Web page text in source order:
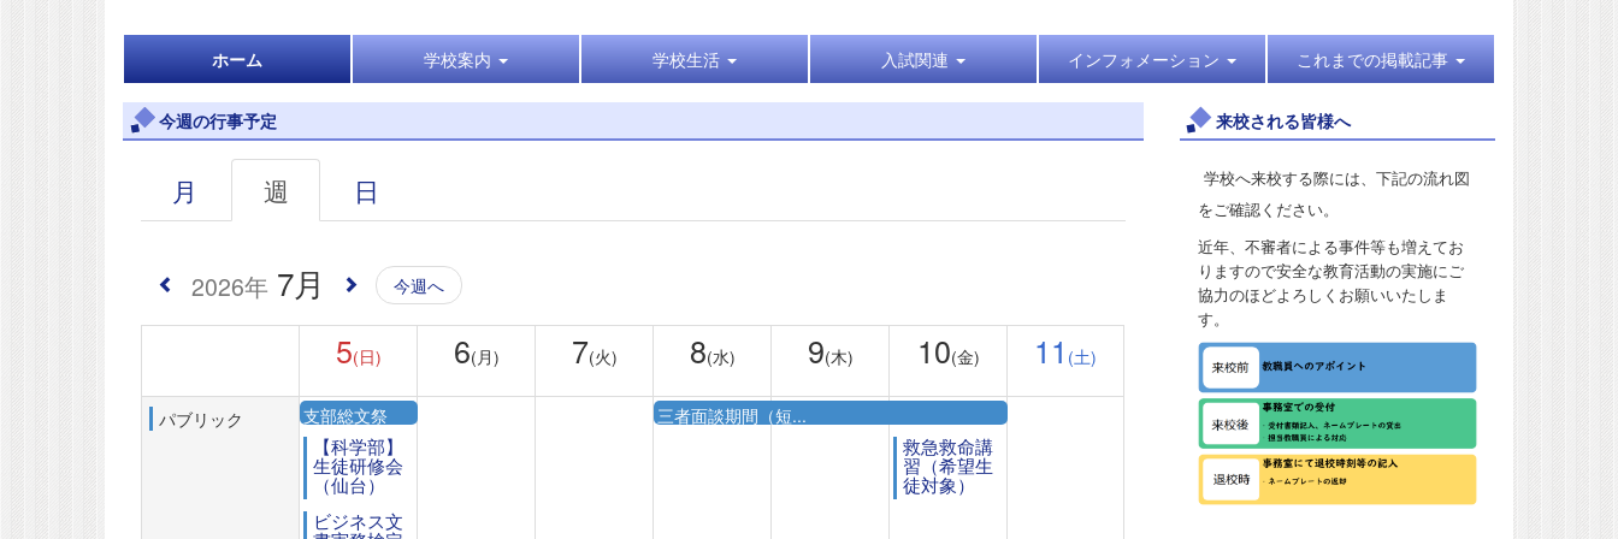
ホーム 学校案内 学校生活 入試関連 インフォメーション これまでの掲載記事
今週の行事予定
月 週 日
2026年 7月 今週へ
5(日) 6(月) 7(火) 8(水) 9(木) 10(金) 11 (土)
パブリック 支部総文祭
【科学部】
生徒研修会
（仙台）
ビジネス文
三者面談期間（短...
救急救命講
習（希望生
徒対象）
来校される皆様へ
学校へ来校する際には、下記の流れ図
をご確認ください。
近年、不審者による事件等も増えてお
りますので安全な教育活動の実施にご
協力のほどよろしくお願いいたしま
す。